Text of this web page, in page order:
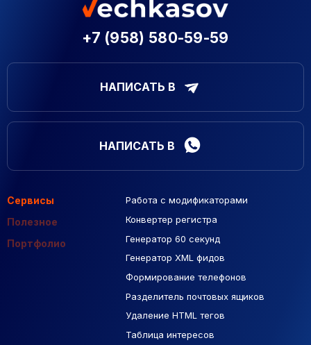
+7 (958) 580-59-59
НАПИСАТЬ В
НАПИСАТЬ В
Сервисы
Полезное
Портфолио
Работа с модификаторами
Конвертер регистра
Генератор 60 секунд
Генератор XML фидов
Формирование телефонов
Разделитель почтовых ящиков
Удаление HTML тегов
Таблица интересов
Подборка сайтов
Макеты Figma
База Яндекс Карты
РСЯ площадки
Созданные сайты
Контекстная реклама